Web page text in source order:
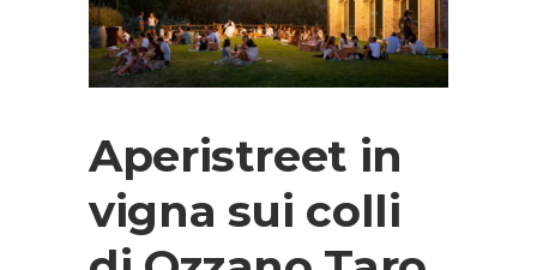
Aperistreet in
vigna sui colli